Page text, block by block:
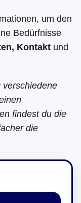
um den
Bedürfnisse
Kontakt und
verschiedene
findest du die
die